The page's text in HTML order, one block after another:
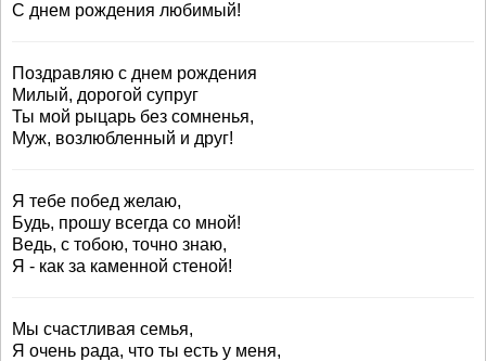
С днем рождения любимый!
Поздравляю с днем рождения
Милый, дорогой супруг
Ты мой рыцарь без сомненья,
Муж, возлюбленный и друг!
Я тебе побед желаю,
Будь, прошу всегда со мной!
Ведь, с тобою, точно знаю,
Я - как за каменной стеной!
Мы счастливая семья,
Я очень рада, что ты есть у меня,